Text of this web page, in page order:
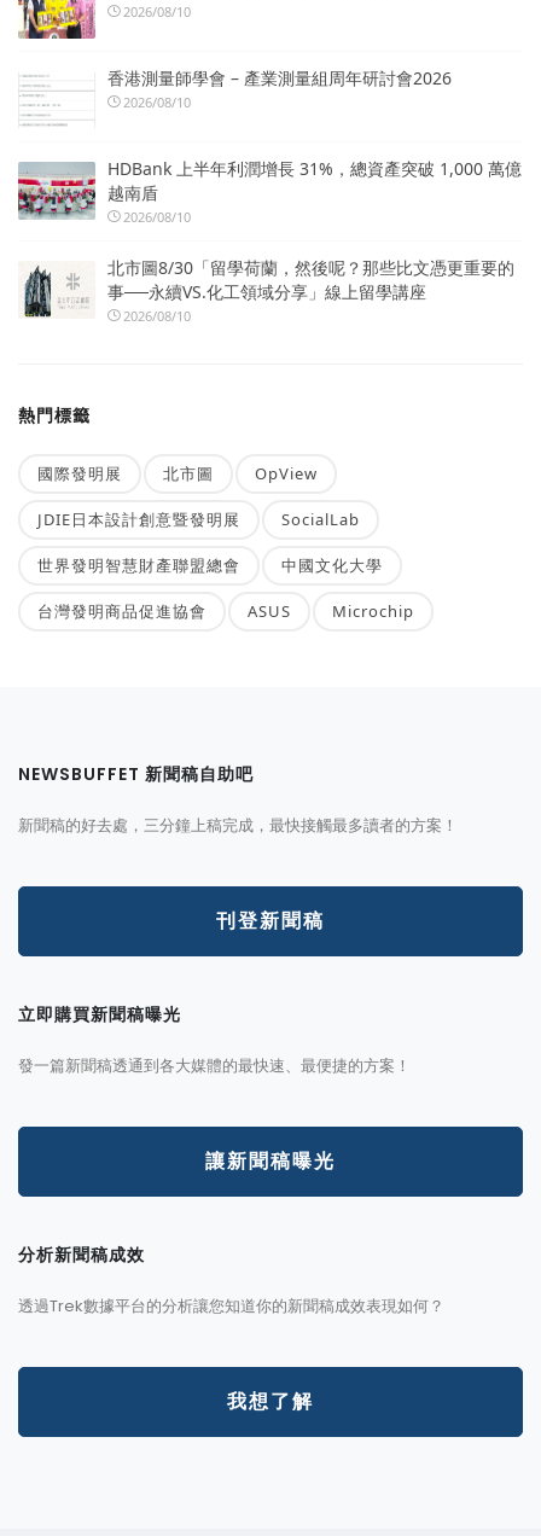
2026/08/10
香港測量師學會 – 產業測量組周年研討會2026
2026/08/10
HDBank 上半年利潤增長 31%，總資產突破 1,000 萬億
越南盾
2026/08/10
北市圖8/30「留學荷蘭，然後呢？那些比文憑更重要的
事──永續VS.化工領域分享」線上留學講座
2026/08/10
熱門標籤
國際發明展 北市圖 OpView
JDIE日本設計創意暨發明展 SocialLab
世界發明智慧財產聯盟總會 中國文化大學
台灣發明商品促進協會 ASUS Microchip
NEWSBUFFET 新聞稿自助吧
新聞稿的好去處，三分鐘上稿完成，最快接觸最多讀者的方案！
刊登新聞稿
立即購買新聞稿曝光
發一篇新聞稿透通到各大媒體的最快速、最便捷的方案！
讓新聞稿曝光
分析新聞稿成效
透過Trek數據平台的分析讓您知道你的新聞稿成效表現如何？
我想了解